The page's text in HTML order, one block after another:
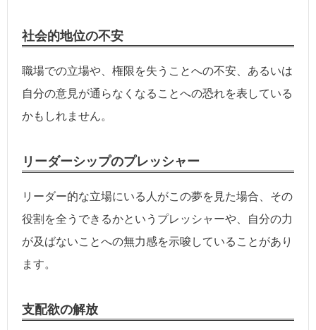
社会的地位の不安
職場での立場や、権限を失うことへの不安、あるいは
自分の意見が通らなくなることへの恐れを表している
かもしれません。
リーダーシップのプレッシャー
リーダー的な立場にいる人がこの夢を見た場合、その
役割を全うできるかというプレッシャーや、自分の力
が及ばないことへの無力感を示唆していることがあり
ます。
支配欲の解放